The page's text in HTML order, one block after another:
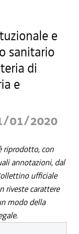
e
sanitario
di
e
01/2020
riprodotto, con
annotazioni, dal
ufficiale
riveste carattere
modo della